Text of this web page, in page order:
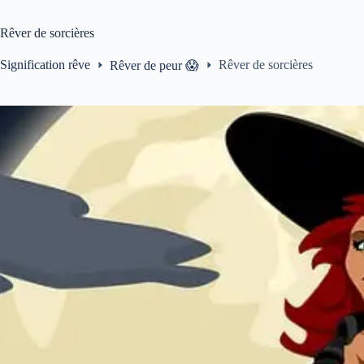
Rêver de sorcières
Signification rêve Rêver de peur 😱 Rêver de sorcières